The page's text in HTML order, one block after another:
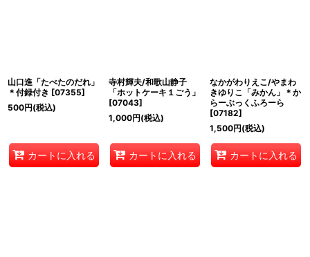
山口進「たべたのだれ」
＊付録付き [07355]
500円(税込)
カートに入れる
寺村輝夫/和歌山静子
「ホットケーキ１ごう」
[07043]
1,000円(税込)
カートに入れる
なかがわりえこ/やまわ
きゆりこ「みかん」＊か
らーぶっくふろーら
[07182]
1,500円(税込)
カートに入れる